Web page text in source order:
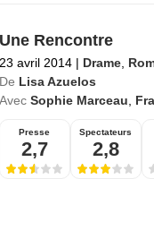
Une Rencontre
23 avril 2014 | Drame,
De Lisa Azuelos
Avec Sophie Marceau
Presse
2,7
Spectateurs
2,8